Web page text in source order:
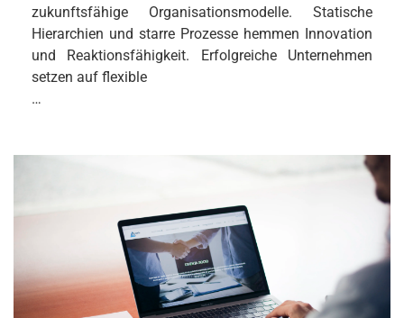
zukunftsfähige Organisationsmodelle. Statische
Hierarchien und starre Prozesse hemmen Innovation
und Reaktionsfähigkeit. Erfolgreiche Unternehmen
setzen auf flexible
…